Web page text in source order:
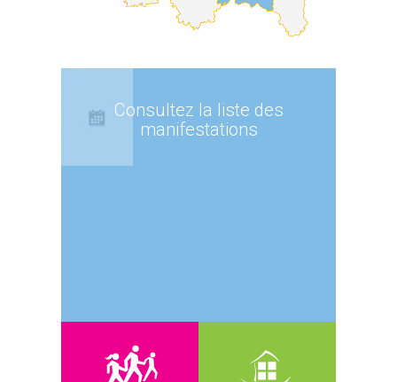
Consultez la liste des
manifestations